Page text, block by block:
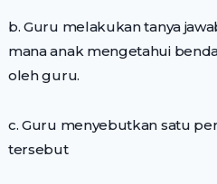
b. Guru melakukan tanya
mana anak mengetahui
oleh guru.
c. Guru menyebutkan satu
tersebut